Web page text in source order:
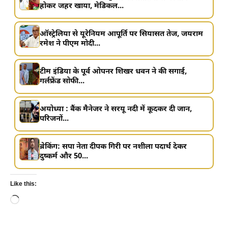
होकर जहर खाया, मेडिकल...
ऑस्ट्रेलिया से यूरेनियम आपूर्ति पर सियासत तेज, जयराम
रमेश ने पीएम मोदी...
टीम इंडिया के पूर्व ओपनर शिखर धवन ने की सगाई,
गर्लफ्रेंड सोफी...
अयोध्या : बैंक मैनेजर ने सरयू नदी में कूदकर दी जान,
परिजनों...
ब्रेकिंग: सपा नेता दीपक गिरी पर नशीला पदार्थ देकर
दुष्कर्म और 50...
Like this:
Loading…